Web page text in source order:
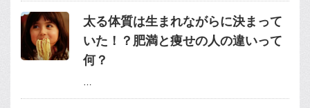
太る体質は生まれながらに決まって
いた！？肥満と痩せの人の違いって
何？
…